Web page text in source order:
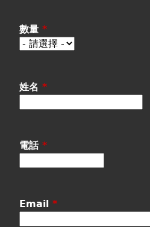
數量*
姓名*
電話*
Email*